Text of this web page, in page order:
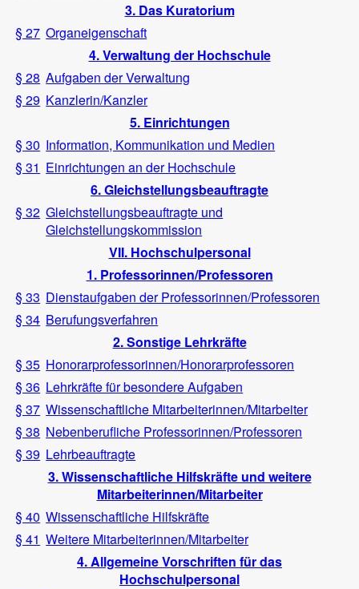
3. Das Kuratorium
§ 27 Organeigenschaft
4. Verwaltung der Hochschule
§ 28 Aufgaben der Verwaltung
§ 29 Kanzlerin/Kanzler
5. Einrichtungen
§ 30 Information, Kommunikation und Medien
§ 31 Einrichtungen an der Hochschule
6. Gleichstellungsbeauftragte
§ 32 Gleichstellungsbeauftragte und
Gleichstellungskommission
VII. Hochschulpersonal
1. Professorinnen/Professoren
§ 33 Dienstaufgaben der Professorinnen/Professoren
§ 34 Berufungsverfahren
2. Sonstige Lehrkräfte
§ 35 Honorarprofessorinnen/Honorarprofessoren
§ 36 Lehrkräfte für besondere Aufgaben
§ 37 Wissenschaftliche Mitarbeiterinnen/Mitarbeiter
§ 38 Nebenberufliche Professorinnen/Professoren
§ 39 Lehrbeauftragte
3. Wissenschaftliche Hilfskräfte und weitere
Mitarbeiterinnen/Mitarbeiter
§ 40 Wissenschaftliche Hilfskräfte
§ 41 Weitere Mitarbeiterinnen/Mitarbeiter
4. Allgemeine Vorschriften für das
Hochschulpersonal